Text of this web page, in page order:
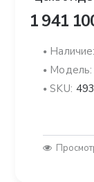
1 941
Наличие:
Модель:
SKU: